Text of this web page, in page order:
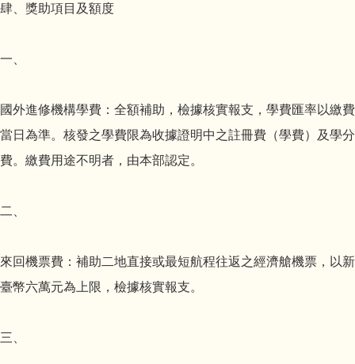
肆、獎助項目及額度
一、
國外進修機構學費：全額補助，檢據核實報支，學費匯率以繳費
當日為準。核發之學費限為收據證明中之註冊費（學費）及學分
費。繳費用途不明者，由本部認定。
二、
來回機票費：補助二地直接或最短航程往返之經濟艙機票，以新
臺幣六萬元為上限，檢據核實報支。
三、